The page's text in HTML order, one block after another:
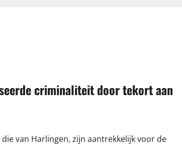
criminaliteit door tekort aan
van Harlingen, zijn aantrekkelijk voor de